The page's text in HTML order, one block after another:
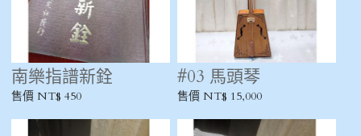
南樂指譜新銓
售價 NT$ 450
#03 馬頭琴
售價 NT$ 15,000